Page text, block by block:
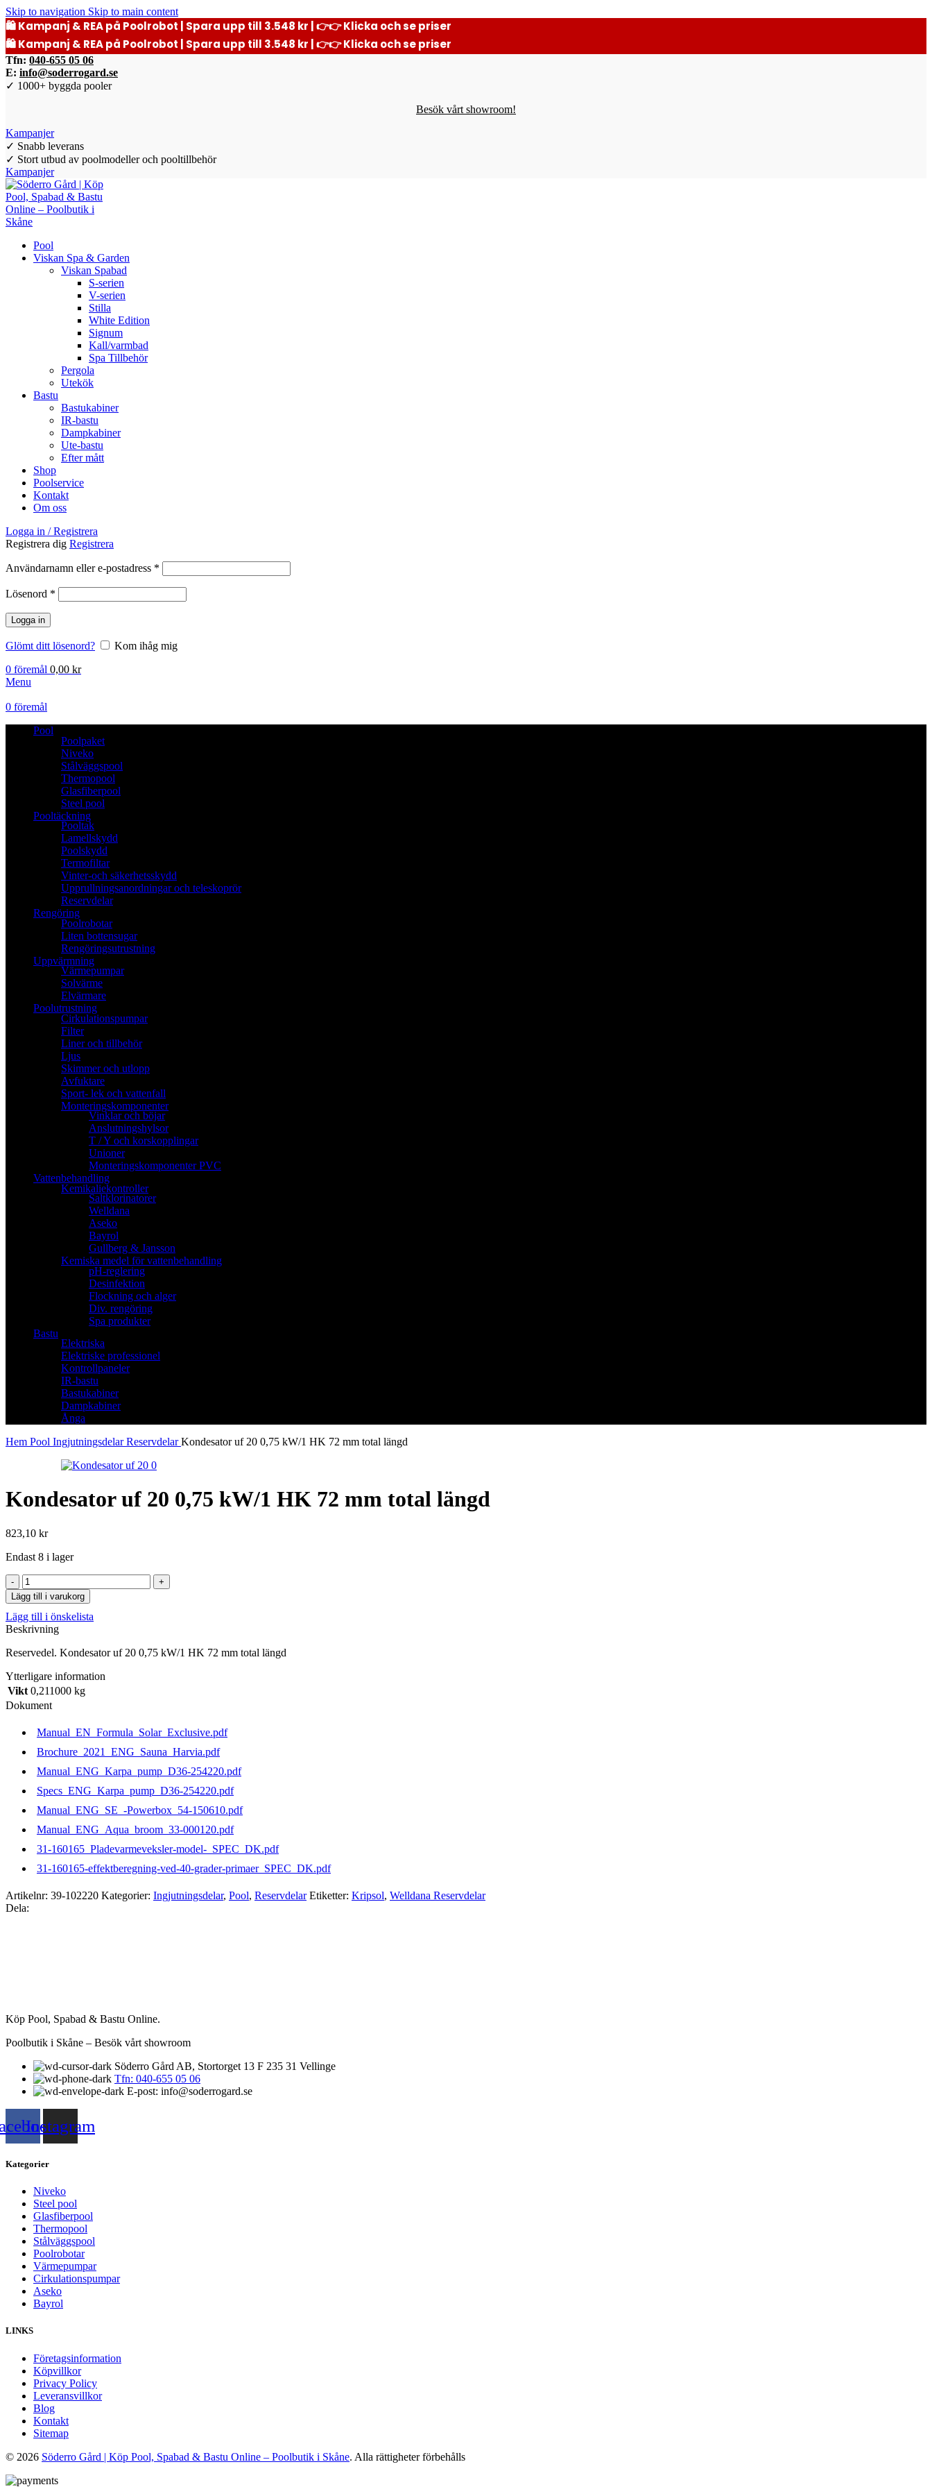
Skip to navigation Skip to main content
🛍️ Kampanj & REA på Poolrobot | Spara upp till 3.548 kr | 👉👉 Klicka och se priser
🛍️ Kampanj & REA på Poolrobot | Spara upp till 3.548 kr | 👉👉 Klicka och se priser
Tfn: 040-655 05 06
E: info@soderrogard.se
✓ 1000+ byggda pooler
Besök vårt showroom!
Kampanjer
✓ Snabb leverans
✓ Stort utbud av poolmodeller och pooltillbehör
Kampanjer
Pool
Viskan Spa & Garden
Viskan Spabad
S-serien
V-serien
Stilla
White Edition
Signum
Kall/varmbad
Spa Tillbehör
Pergola
Utekök
Bastu
Bastukabiner
IR-bastu
Dampkabiner
Ute-bastu
Efter mått
Shop
Poolservice
Kontakt
Om oss
Logga in / Registrera
Registrera dig Registrera
Användarnamn eller e-postadress *
Lösenord *
Logga in
Glömt ditt lösenord?
Kom ihåg mig
0 föremål 0,00 kr
Menu
0 föremål
Pool
Poolpaket
Niveko
Stålväggspool
Thermopool
Glasfiberpool
Steel pool
Pooltäckning
Pooltak
Lamellskydd
Poolskydd
Termofiltar
Vinter-och säkerhetsskydd
Upprullningsanordningar och teleskoprör
Reservdelar
Rengöring
Poolrobotar
Liten bottensugar
Rengöringsutrustning
Uppvärmning
Värmepumpar
Solvärme
Elvärmare
Poolutrustning
Cirkulationspumpar
Filter
Liner och tillbehör
Ljus
Skimmer och utlopp
Avfuktare
Sport- lek och vattenfall
Monteringskomponenter
Vinklar och böjar
Anslutningshylsor
T / Y och korskopplingar
Unioner
Monteringskomponenter PVC
Vattenbehandling
Kemikaliekontroller
Saltklorinatorer
Welldana
Aseko
Bayrol
Gullberg & Jansson
Kemiska medel för vattenbehandling
pH-reglering
Desinfektion
Flockning och alger
Div. rengöring
Spa produkter
Bastu
Elektriska
Elektriske professionel
Kontrollpaneler
IR-bastu
Bastukabiner
Dampkabiner
Ånga
Hem Pool IngjutningsdelarReservdelarKondesator uf 20 0,75 kW/1 HK 72 mm total längd
Kondesator uf 20 0,75 kW/1 HK 72 mm total längd
823,10 kr
Endast 8 i lager
Kondesator
uf
20
0,75
kW/1
72
total
längd
mängd
Lägg till i varukorg
Lägg till i önskelista
Beskrivning
Reservedel. Kondesator uf 20 0,75 kW/1 HK 72 mm total längd
Ytterligare information
Vikt 0,211000 kg
Dokument
Manual_EN_Formula_Solar_Exclusive.pdf
Brochure_2021_ENG_Sauna_Harvia.pdf
Manual_ENG_Karpa_pump_D36-254220.pdf
Specs_ENG_Karpa_pump_D36-254220.pdf
Manual_ENG_SE_-Powerbox_54-150610.pdf
Manual_ENG_Aqua_broom_33-000120.pdf
31-160165_Pladevarmeveksler-model-_SPEC_DK.pdf
31-160165-effektberegning-ved-40-grader-primaer_SPEC_DK.pdf
Artikelnr: 39-102220 Kategorier: Ingjutningsdelar, Pool, Reservdelar Etiketter: Kripsol, Welldana Reservdelar
Dela:
Köp Pool, Spabad & Bastu Online.
Poolbutik i Skåne – Besök vårt showroom
Söderro Gård AB, Stortorget 13 F 235 31 Vellinge
Tfn: 040-655 05 06
E-post: info@soderrogard.se
Instagram
Kategorier
Niveko
Steel pool
Glasfiberpool
Thermopool
Stålväggspool
Poolrobotar
Värmepumpar
Cirkulationspumpar
Aseko
Bayrol
LINKS
Företagsinformation
Köpvillkor
Privacy Policy
Leveransvillkor
Blog
Kontakt
Sitemap
© 2026 Söderro Gård | Köp Pool, Spabad & Bastu Online – Poolbutik i Skåne. Alla rättigheter förbehålls